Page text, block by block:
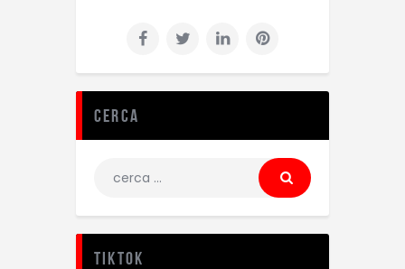
Cerca
TikTok